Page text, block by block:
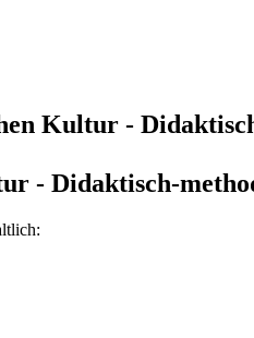
Kultur -
- Didaktisch-